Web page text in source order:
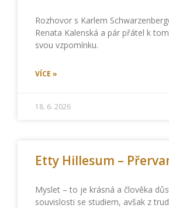
Rozhovor s Karlem
Renata Kalenská a pár přátel k
svou vzpomínku.
VÍCE »
18. 6. 2026
Etty Hillesum –
Myslet – to je krásná a člověka
souvislosti se studiem, avšak z